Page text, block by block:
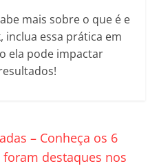
mais sobre o que é e
inclua essa prática em
ela pode impactar
– Conheça os 6
destaques nos